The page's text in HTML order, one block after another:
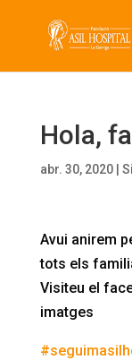
Hola,
abr. 30, 2020|
Avui anirem
tots els
Visiteu el
imatges
#